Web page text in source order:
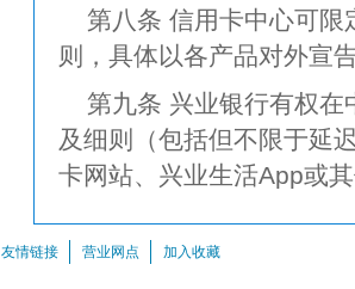
第八条 信用卡中心可
则，具体以各产品对外宣
第九条 兴业银行有权
及细则（包括但不限于延
卡网站、兴业生活App或
友情链接 营业网点 加入收藏